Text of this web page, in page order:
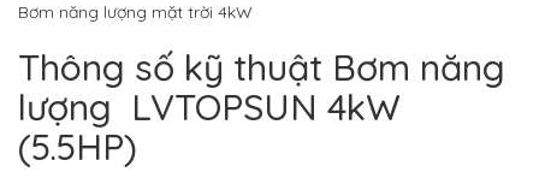
Bơm năng lượng mặt trời 4kW
Thông số kỹ thuật Bơm năng
lượng LVTOPSUN 4kW
(5.5HP)